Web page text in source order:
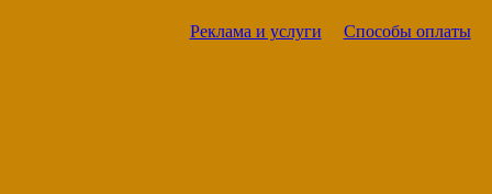
Реклама и услуги Способы оплаты